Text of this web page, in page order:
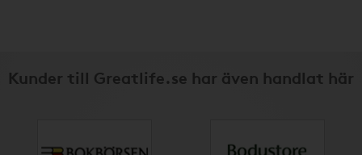
Kunder till Greatlife.se har även handlat här